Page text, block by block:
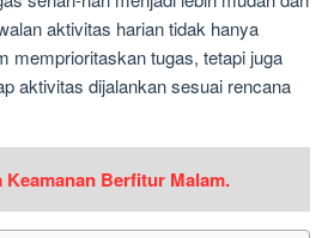
aktivitas harian tidak hanya
memprioritaskan tugas, tetapi juga
aktivitas dijalankan sesuai rencana
Keamanan Berfitur Malam.